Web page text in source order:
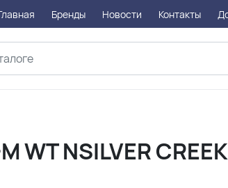
Бренды Новости Контакты
WT NSILVER